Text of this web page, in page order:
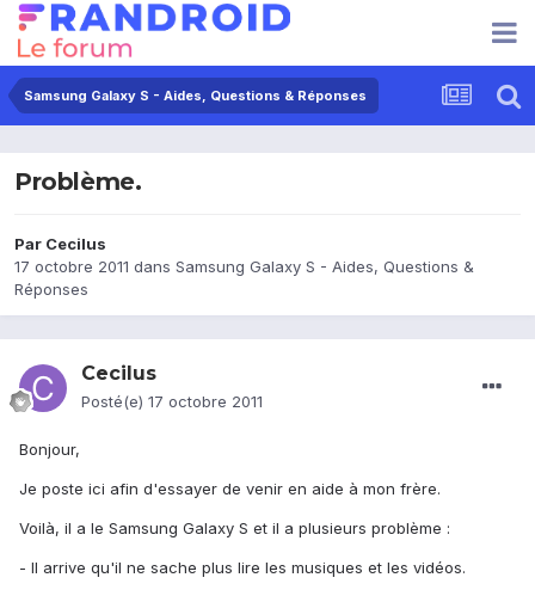
Samsung Galaxy S - Aides, Questions & Réponses
Problème.
Par Cecilus
17 octobre 2011 dans Samsung Galaxy S - Aides, Questions &
Réponses
Cecilus
Posté(e) 17 octobre 2011
Bonjour,
Je poste ici afin d'essayer de venir en aide à mon frère.
Voilà, il a le Samsung Galaxy S et il a plusieurs problème :
- Il arrive qu'il ne sache plus lire les musiques et les vidéos.